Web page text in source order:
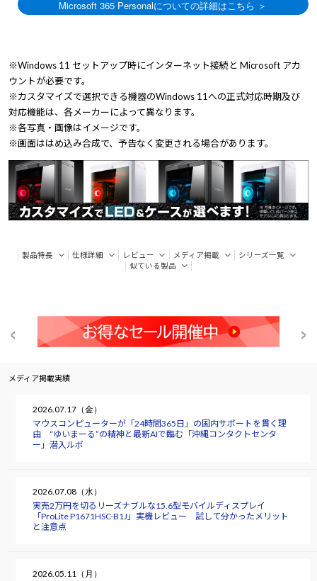
※Windows 11 セットアップ時にインターネット接続と Microsoft アカ
ウントが必要です。
※カスタマイズで選択できる機器のWindows 11への正式対応時期及び
対応機能は、各メーカーによって異なります。
※各写真・画像はイメージです。
※画面ははめ込み合成で、予告なく変更される場合があります。
製品特長 仕様詳細 レビュー メディア掲載
シリーズ一覧
似ている製品
メディア掲載実績
2026.07.17（金）
マウスコンピューターが「24時間365日」の国内サポートを貫く理
由 “ゆいまーる”の精神と最新AIで臨む「沖縄コンタクトセンタ
ー」潜入ルポ
2026.07.08（水）
実売2万円を切るリーズナブルな15.6型モバイルディスプレイ
「ProLite P1671HSC-B1J」実機レビュー 試して分かったメリット
と注意点
2026.05.11（月）